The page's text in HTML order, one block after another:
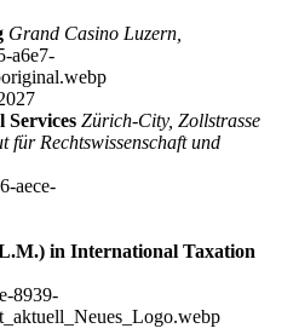
Grand Casino Luzern,
Services Zürich-City, Zollstrasse
für Rechtswissenschaft und
in International Taxation